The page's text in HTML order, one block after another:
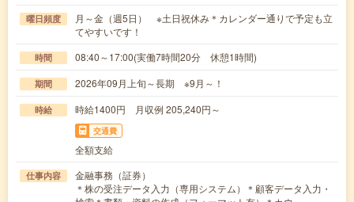
曜日頻度
月～金（週5日） ※土日祝休み＊カレンダー通りで予定も立
てやすいです！
時間 08:40～17:00(実働7時間20分 休憩1時間)
期間 2026年09月上旬～長期 ※9月～！
時給 時給1400円 月収例 205,240円～
交通費
全額支給
仕事内容
金融事務（証券）
＊株の受注データ入力（専用システム）＊顧客データ入力・